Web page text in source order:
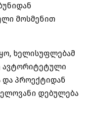
მოსმენით
ხელისუფლებამ
ავტორიტეტული
და პროექტიდან
დებულება